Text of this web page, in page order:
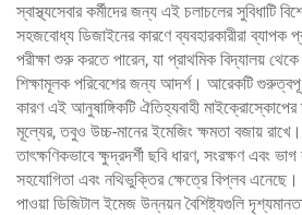
স্বাস্থ্যসেবার কর্মীদের জন্য এই চলাচলের সুবিধাটি
সহজবোধ্য ডিজাইনের কারণে ব্যবহারকারীরা ব্যাপক
পরীক্ষা শুরু করতে পারেন, যা প্রাথমিক বিদ্যালয়
শিক্ষামূলক পরিবেশের জন্য আদর্শ। আরেকটি গুরুত্বপূর্ণ
কারণ এই আনুষাঙ্গিকটি ঐতিহ্যবাহী
মূল্যের, তবুও উচ্চ-মানের ইমেজিং ক্ষমতা বজায় রাখে।
তাৎক্ষণিকভাবে ক্ষুদ্রদর্শী ছবি ধারণ, সংরক্ষণ এবং
সহযোগিতা এবং নথিভুক্তির ক্ষেত্রে বিপ্লব এনেছে।
পাওয়া ডিজিটাল ইমেজ উন্নয়ন বৈশিষ্ট্যগুলি